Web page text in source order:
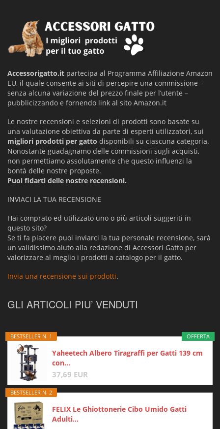
Accessorigatto.it partecipa al Programma Affiliazione Amazon
EU, il quale consente ai siti di percepire una commissione –
senza alcuna variazione del prezzo finale per l’utente –
pubblicizzando e fornendo link al sito Amazon.it
Le nostre recensioni e selezioni di prodotti sono basate su
una valutazione obiettiva da parte di esperti utilizzatori, sui
migliori prodotti per gatto disponibili su ciascuna categoria.
Nonostante guadagnamo delle commissioni sugli acquisti,
non permettiamo assolutamente che questo influenzi la
bontà delle nostre proposte.
Puoi fidarti delle nostre recensioni.
INVIACI LA TUA RECENSIONE
Hai comprato ed utilizzato uno o più articoli suggeriti in
questo sito?
Se ti fa piacere puoi inviarci la tua personale recensione, sarà
un validissimo aiuto alla redazione di Accessori Gatto per
valorizzare al meglio i prodotti a catalogo per il gatto.
Invia una recensione sui prodotti.
GLI ARTICOLI PIU’ VENDUTI
OFFERTA
BESTSELLER N. 1
Yaheetech Albero Tiragraffi per Gatti 139 cm
con...
37,69 EUR
BESTSELLER N. 2
FELIX Le Ghiottonerie Cibo Umido Gatti
Adulti...